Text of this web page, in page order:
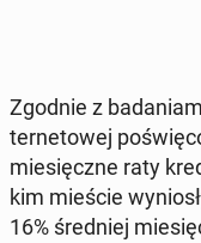
Zgodnie z
ter­ne­to­wej
mie­sięcz­ne raty
kim mieście
16% śred­niej